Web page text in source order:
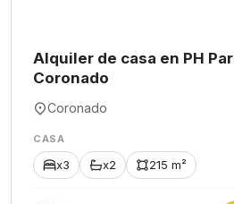
Alquiler de casa en PH
Coronado
Coronado
CASA
x3 x2 215 m²